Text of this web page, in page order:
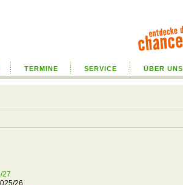
TERMINE SERVICE ÜBER UNS
27
26